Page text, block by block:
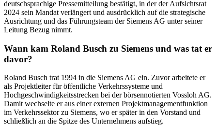
deutschsprachige Pressemitteilung bestätigt, in der der Aufsichtsrat
2024 sein Mandat verlängert und ausdrücklich auf die strategische
Ausrichtung und das Führungsteam der Siemens AG unter seiner
Leitung Bezug nimmt.
Wann kam Roland Busch zu Siemens und was tat er
davor?
Roland Busch trat 1994 in die Siemens AG ein. Zuvor arbeitete er
als Projektleiter für öffentliche Verkehrssysteme und
Hochgeschwindigkeitsstrecken bei der börsennotierten Vossloh AG.
Damit wechselte er aus einer externen Projektmanagementfunktion
im Verkehrssektor zu Siemens, wo er später in den Vorstand und
schließlich an die Spitze des Unternehmens aufstieg.